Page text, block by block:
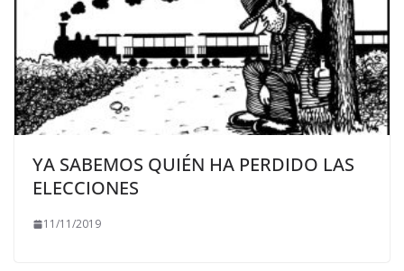
YA SABEMOS QUIÉN HA PERDIDO LAS
ELECCIONES
11/11/2019